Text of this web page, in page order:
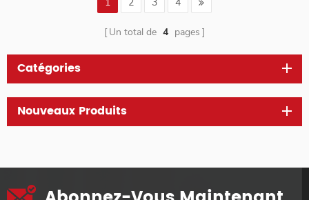
pour téléphones portables
Un total de 4 pages
Catégories
Nouveaux Produits